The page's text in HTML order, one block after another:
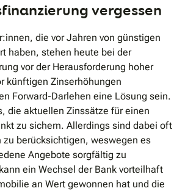
vergessen
die vor Jahren von günstigen
haben, stehen heute bei der
vor der Herausforderung hoher
künftigen Zinserhöhungen
Forward-Darlehen eine Lösung sein.
die aktuellen Zinssätze für einen
zu sichern. Allerdings sind dabei oft
berücksichtigen, weswegen es
Angebote sorgfältig zu
ein Wechsel der Bank vorteilhaft
an Wert gewonnen hat und die